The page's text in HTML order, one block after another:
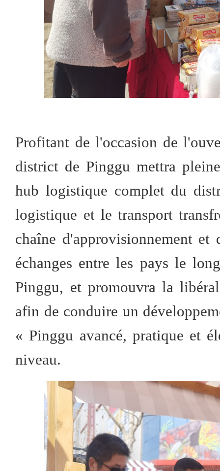
Profitant de l'occasion de
district de Pinggu mettra
hub logistique complet du
logistique et le transport
chaîne d'approvisionnement
échanges entre les pays le
Pinggu, et promouvra la
afin de conduire un
« Pinggu avancé, pratique et
niveau.